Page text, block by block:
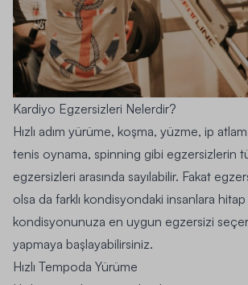
Kardiyo Egzersizleri Nelerdir?
Hızlı adım yürüme, koşma, yüzme, ip
tenis oynama, spinning gibi egzersizlerin
egzersizleri arasında sayılabilir. Fakat
olsa da farklı kondisyondaki insanlara
kondisyonunuza en uygun egzersizi
yapmaya başlayabilirsiniz.
Hızlı Tempoda Yürüme